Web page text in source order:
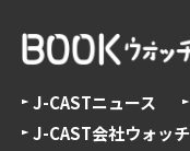
J-CASTニュース
J-CAST会社ウォッチ